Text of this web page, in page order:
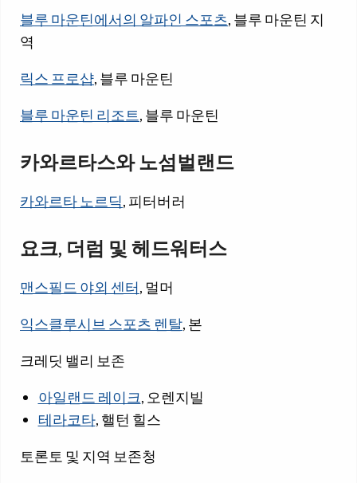
블루 마운틴에서의 알파인 스포츠, 블루 마운틴 지
역
릭스 프로샵, 블루 마운틴
블루 마운틴 리조트, 블루 마운틴
카와르타스와 노섬벌랜드
카와르타 노르딕, 피터버러
요크, 더럼 및 헤드워터스
맨스필드 야외 센터, 멀머
익스클루시브 스포츠 렌탈, 본
크레딧 밸리 보존
아일랜드 레이크, 오렌지빌
테라코타, 핼턴 힐스
토론토 및 지역 보존청